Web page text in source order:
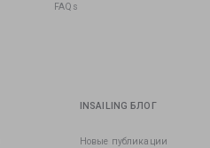
FAQs
INSAILING БЛОГ
Новые публикации